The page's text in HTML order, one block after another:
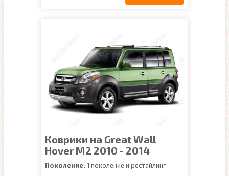
Коврики на Great Wall
Hover M2 2010 - 2014
Поколение: 1 поколение и рестайлинг